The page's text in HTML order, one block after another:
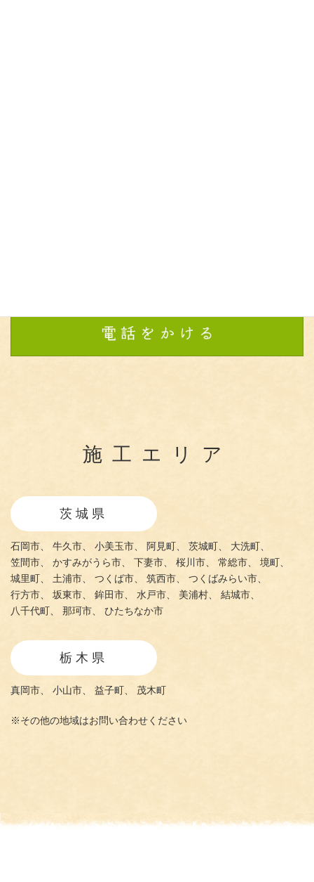
施工エリア
茨城県
石岡市、 牛久市、 小美玉市、 阿見町、 茨城町、
大洗町、
笠間市、
かすみがうら市、 下妻市、 桜川市、 常総市、
境町、
城里町、
土浦市、 つくば市、 筑西市、
つくばみらい市、
行方市、
坂東市、 鉾田市、 水戸市、 美浦村、
結城市、
八千代町、
那珂市、 ひたちなか市
栃木県
真岡市、 小山市、 益子町、 茂木町
※その他の地域はお問い合わせください